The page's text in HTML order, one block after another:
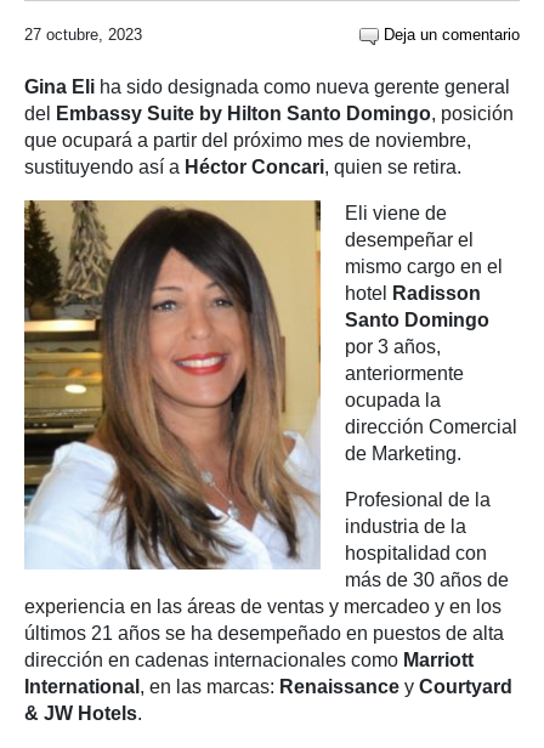
27 octubre, 2023 Deja un comentario
Gina Eli ha sido designada como nueva gerente general
del
Embassy Suite by Hilton Santo Domingo, posición
que ocupará a partir del próximo mes de noviembre,
sustituyendo así a Héctor Concari, quien se retira.
Eli viene de
desempeñar el
mismo cargo en el
hotel
Radisson
Santo Domingo
por 3 años,
anteriormente
ocupada la
dirección Comercial
de Marketing.
Profesional de la
industria de la
hospitalidad con
más de 30 años de
experiencia en las áreas de ventas y mercadeo y en los
últimos 21 años se ha desempeñado en puestos de alta
dirección en cadenas internacionales como Marriott
International , en las marcas: Renaissance y Courtyard
& JW Hotels.